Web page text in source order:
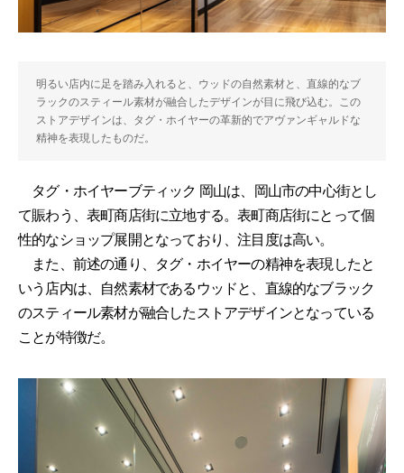
明るい店内に足を踏み入れると、ウッドの自然素材と、直線的なブ
ラックのスティール素材が融合したデザインが目に飛び込む。この
ストアデザインは、タグ・ホイヤーの革新的でアヴァンギャルドな
精神を表現したものだ。
タグ・ホイヤーブティック 岡山は、岡山市の中心街とし
て賑わう、表町商店街に立地する。表町商店街にとって個
性的なショップ展開となっており、注目度は高い。
また、前述の通り、タグ・ホイヤーの精神を表現したと
いう店内は、自然素材であるウッドと、直線的なブラック
のスティール素材が融合したストアデザインとなっている
ことが特徴だ。